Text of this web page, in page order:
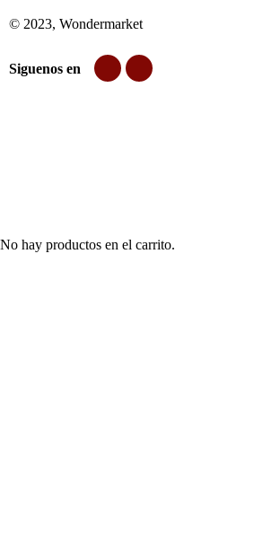
© 2023, Wondermarket
Siguenos en
No hay productos en el carrito.